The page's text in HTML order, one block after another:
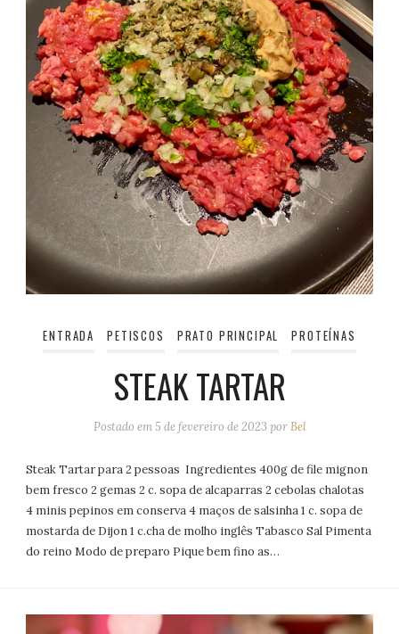
ENTRADA PETISCOS PRATO PRINCIPAL PROTEÍNAS
STEAK TARTAR
Postado em5 de fevereiro de 2023 porBel
Steak Tartar para 2 pessoas Ingredientes 400g de file mignon
bem fresco 2 gemas 2 c. sopa de alcaparras 2 cebolas chalotas
4 minis pepinos em conserva 4 maços de salsinha 1 c. sopa de
mostarda de Dijon 1 c.cha de molho inglês Tabasco Sal Pimenta
do reino Modo de preparo Pique bem fino as…